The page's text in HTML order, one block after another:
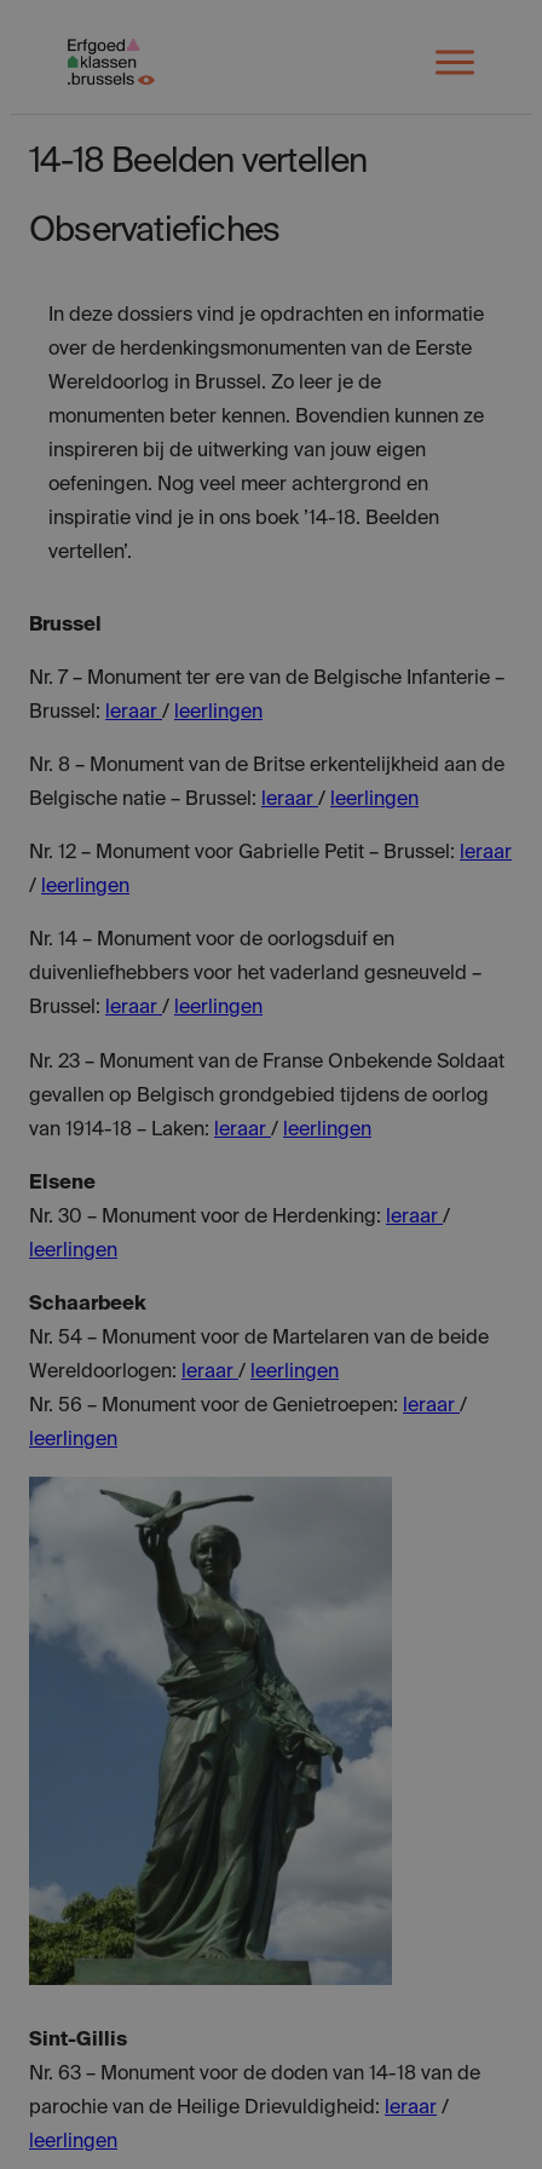
Open
menu
14-18 Beelden vertellen
Observatiefiches
In deze dossiers vind je opdrachten en informatie
over de herdenkingsmonumenten van de Eerste
Wereldoorlog in Brussel. Zo leer je de
monumenten beter kennen. Bovendien kunnen ze
inspireren bij de uitwerking van jouw eigen
oefeningen. Nog veel meer achtergrond en
inspiratie vind je in ons boek ’14-18. Beelden
vertellen’.
Brussel
Nr. 7 – Monument ter ere van de Belgische Infanterie –
Brussel: leraar / leerlingen
Nr. 8 – Monument van de Britse erkentelijkheid aan de
Belgische natie – Brussel: leraar / leerlingen
Nr. 12 – Monument voor Gabrielle Petit – Brussel: leraar
/ leerlingen
Nr. 14 – Monument voor de oorlogsduif en
duivenliefhebbers voor het vaderland gesneuveld –
Brussel: leraar / leerlingen
Nr. 23 – Monument van de Franse Onbekende Soldaat
gevallen op Belgisch grondgebied tijdens de oorlog
van 1914-18 – Laken: leraar / leerlingen
Elsene
Nr. 30 – Monument voor de Herdenking: leraar /
leerlingen
Schaarbeek
Nr. 54 – Monument voor de Martelaren van de beide
Wereldoorlogen: leraar / leerlingen
Nr. 56 – Monument voor de Genietroepen: leraar /
leerlingen
Sint-Gillis
Nr. 63 – Monument voor de doden van 14-18 van de
parochie van de Heilige Drievuldigheid: leraar /
leerlingen